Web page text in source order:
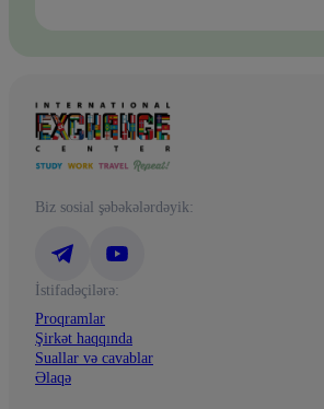
Biz sosial şəbəkələrdəyik:
İstifadəçilərə:
Proqramlar
Şirkət haqqında
Suallar və cavablar
Əlaqə